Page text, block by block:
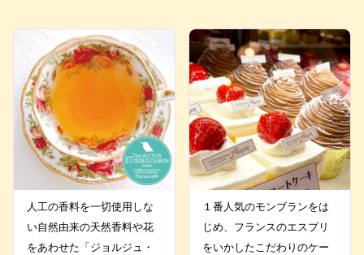
人工の香料を一切使用しな
い自然由来の天然香料や花
をあわせた「ジョルジュ・
１番人気のモンブランをは
じめ、フランスのエスプリ
をいかしたこだわりのケー